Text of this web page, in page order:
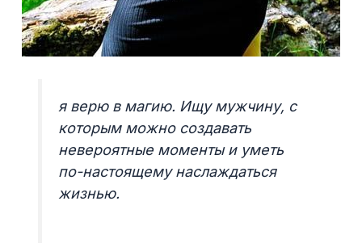
я верю в магию. Ищу мужчину, с
которым можно создавать
невероятные моменты и уметь
по-настоящему наслаждаться
жизнью.